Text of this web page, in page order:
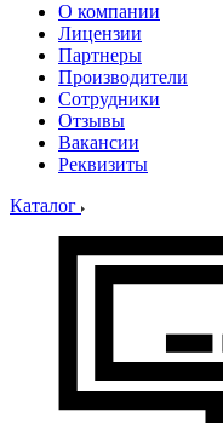
О компании
Лицензии
Партнеры
Производители
Сотрудники
Отзывы
Вакансии
Реквизиты
Каталог